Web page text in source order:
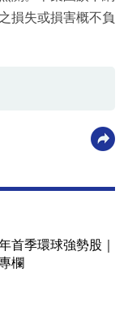
損失或損害概不負
首季環球強勢股｜
欄